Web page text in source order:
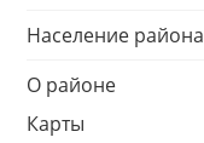
Население района
О районе
Карты